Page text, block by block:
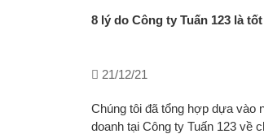
8 lý do Công ty Tuấn 123 là
21/12/21
Chúng tôi đã tổng hợp dựa vào
doanh tại Công ty Tuấn 123 về